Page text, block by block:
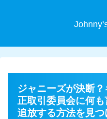
ジャニーズが決断
正取引委員会に何
追放する方法を見